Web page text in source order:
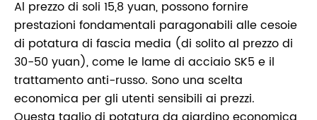
Al prezzo di soli 15,8 yuan, possono fornire
prestazioni fondamentali paragonabili alle cesoie
di potatura di fascia media (di solito al prezzo di
30-50 yuan), come le lame di acciaio SK5 e il
trattamento anti-russo. Sono una scelta
economica per gli utenti sensibili ai prezzi.